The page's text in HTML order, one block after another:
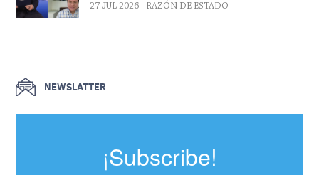
27 JUL 2026 - RAZÓN DE ESTADO
NEWSLATTER
¡Subscribe!